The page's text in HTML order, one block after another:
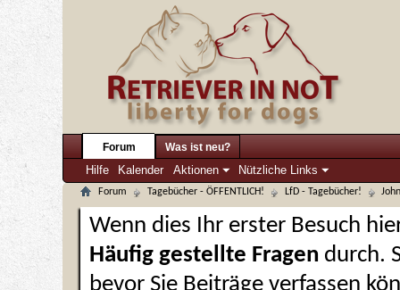
Forum
Hilfe Kalender Aktionen Nützliche Links
Was ist neu?
Forum Tagebücher - ÖFFENTLICH! LfD - Tagebücher!
Wenn dies Ihr erster Besuch
Häufig gestellte Fragen durch.
bevor Sie Beiträge verfassen